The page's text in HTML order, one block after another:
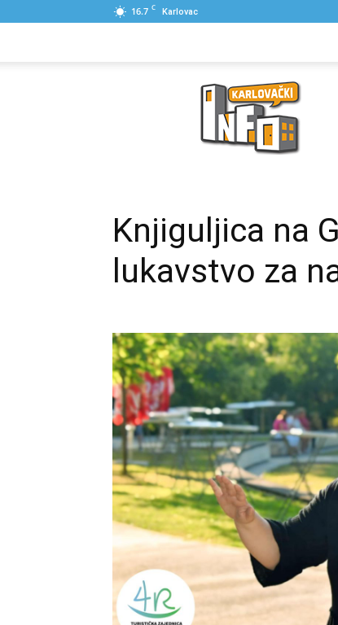
16.7 C Karlovac
Karlovački
Knjiguljica na
lukavstvo za